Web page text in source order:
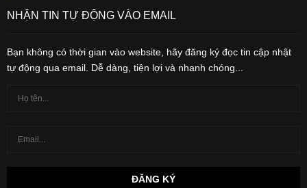
NHẬN TIN TỰ ĐỘNG VÀO EMAIL
Bạn không có thời gian vào website, hãy đăng ký đọc tin cập nhật
tự động qua email. Dễ dàng, tiện lợi và nhanh chóng...